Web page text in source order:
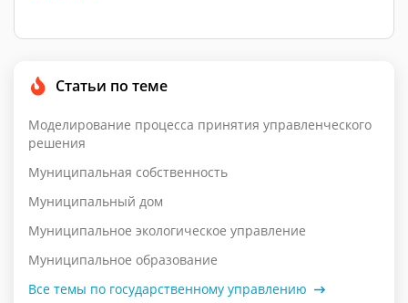
Статьи по теме
Моделирование процесса принятия управленческого
решения
Муниципальная собственность
Муниципальный дом
Муниципальное экологическое управление
Муниципальное образование
Все темы по государственному управлению